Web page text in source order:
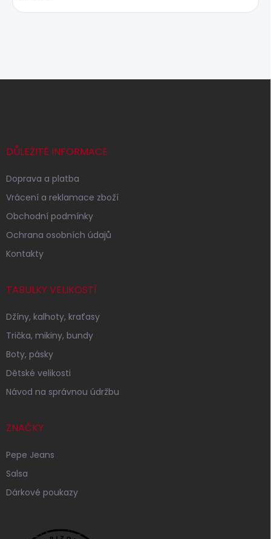
Z
DŮLEŽITÉ INFORMACE
Doprava a platba
Vrácení a reklamace zboží
Obchodní podmínky
Ochrana osobních údajů
Kontakty
TABULKY VELIKOSTÍ
Džíny, kalhoty, kraťasy
Trička, mikiny, bundy
Boty, pásky
Dětské velikosti
Návod na správnou údržbu
ZNAČKY
Pepe Jeans
Salsa
Dárkové poukazy